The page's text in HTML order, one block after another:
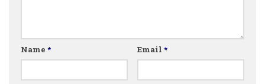
Name * Email *